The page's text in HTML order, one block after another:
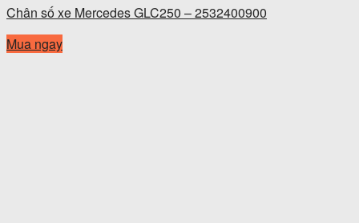
Chân số xe Mercedes GLC250 – 2532400900
Mua ngay